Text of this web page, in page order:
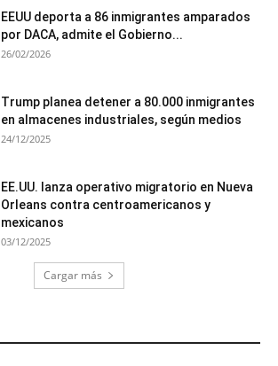
EEUU deporta a 86 inmigrantes amparados
por DACA, admite el Gobierno...
26/02/2026
Trump planea detener a 80.000 inmigrantes
en almacenes industriales, según medios
24/12/2025
EE.UU. lanza operativo migratorio en Nueva
Orleans contra centroamericanos y
mexicanos
03/12/2025
Cargar más